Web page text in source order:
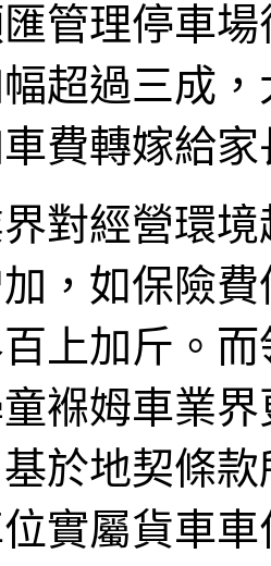
管理停車
超過三成
費轉嫁給家
對經營環
，如保險
上加斤。
褓姆車業
於地契條
實屬貨車